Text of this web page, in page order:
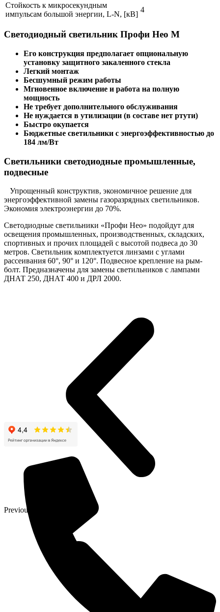
Стойкость к микросекундным
импульсам большой энергии, L-N, [кВ]
4
Светодиодный светильник Профи Нео M
Его конструкция предполагает опциональную
установку защитного закаленного стекла
Легкий монтаж
Бесшумный режим работы
Мгновенное включение и работа на полную
мощность
Не требует дополнительного обслуживания
Не нуждается в утилизации (в составе нет ртути)
Быстро окупается
Бюджетные светильники с энергоэффективностью до
184 лм/Вт
Светильники светодиодные промышленные,
подвесные
Упрощенный конструктив, экономичное решение для
энергоэффективной замены газоразрядных светильников.
Экономия электроэнергии до 70%.
Светодиодные светильники «Профи Нео» подойдут для
освещения промышленных, производственных, складских,
спортивных и прочих площадей с высотой подвеса до 30
метров. Светильник комплектуется линзами с углами
рассеивания 60°, 90° и 120°. Подвесное крепление на рым-
болт. Предназначены для замены светильников с лампами
ДНАТ 250, ДНАТ 400 и ДРЛ 2000.
Previous